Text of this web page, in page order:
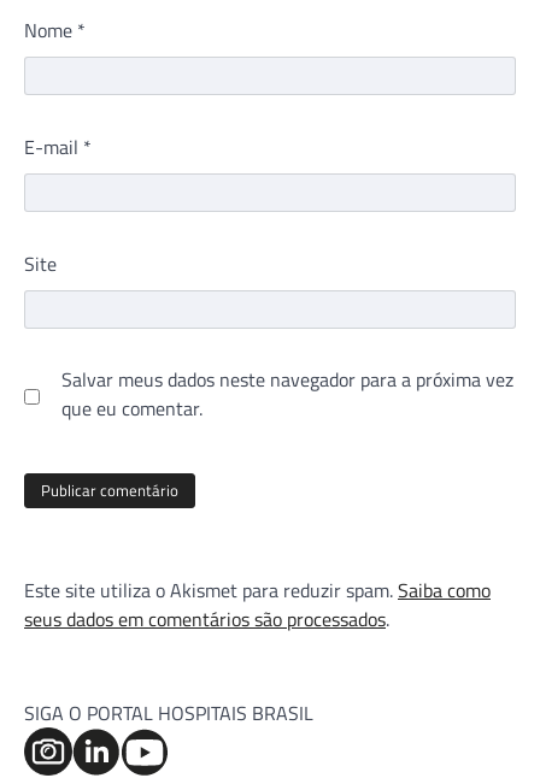
Nome *
E-mail *
Site
Salvar meus dados neste navegador para a próxima vez
que eu comentar.
Este site utiliza o Akismet para reduzir spam.Saiba como
seus dados em comentários são processados.
SIGA O PORTAL HOSPITAIS BRASIL